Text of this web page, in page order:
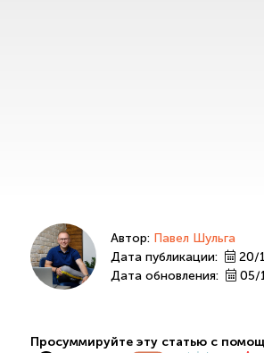
Автор: Павел Шульга
Дата публикации:
20/
Дата обновления:
05/
Просуммируйте эту статью с